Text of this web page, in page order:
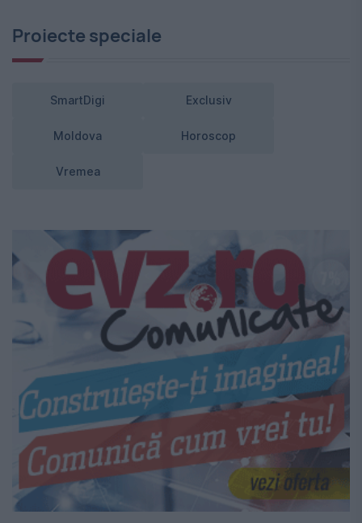
Proiecte speciale
SmartDigi Exclusiv
Moldova Horoscop
Vremea